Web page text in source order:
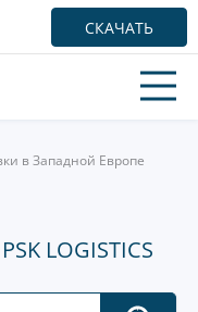
СКАЧАТЬ
в Западной Европе
LOGISTICS